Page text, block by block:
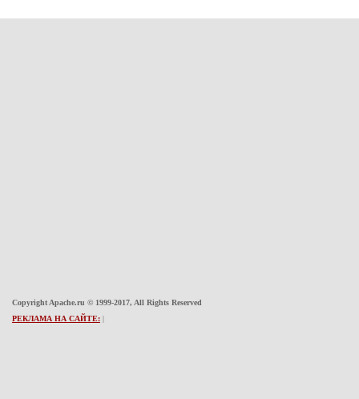
Copyright Apache.ru © 1999-2017, All Rights Reserved
РЕКЛАМА НА САЙТЕ: |